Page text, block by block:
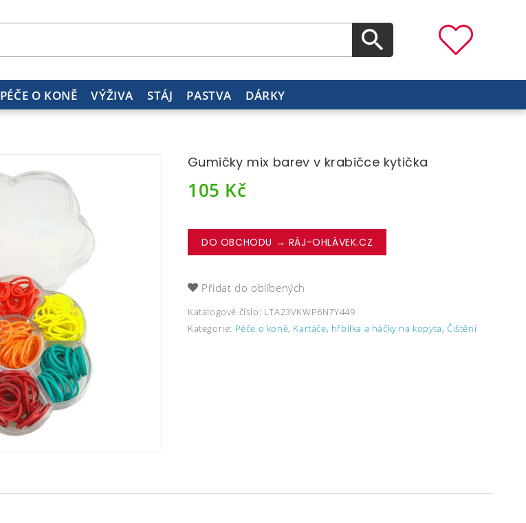
PÉČE O KONĚ VÝŽIVA STÁJ PASTVA DÁRKY
Gumičky mix barev v krabičce kytička
105 Kč
DO OBCHODU → RÁJ-OHLÁVEK.CZ
Přidat do oblíbených
Katalogové číslo: LTA23VKWP6N7Y449
Kategorie: Péče o koně, Kartáče, hřbílka a háčky na kopyta,Čištění